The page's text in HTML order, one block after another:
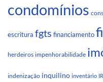
condomínios
escritura fgts financiamento
herdeiros impenhorabilidade
indenização inquilino inventário IR